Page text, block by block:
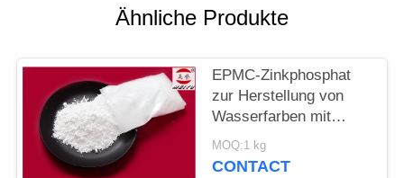
POLICY
Ähnliche Produkte
EPMC-Zinkphosphat
zur Herstellung von
Wasserfarben mit
niedrigem
Schwermetallgehalt an
MOQ:1 kg
CONTACT